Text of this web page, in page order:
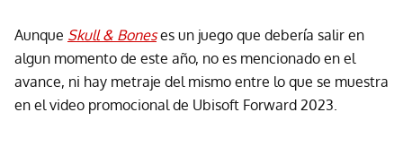
Aunque Skull & Bones es un juego que debería salir en
algun momento de este año, no es mencionado en el
avance, ni hay metraje del mismo entre lo que se muestra
en el video promocional de Ubisoft Forward 2023.